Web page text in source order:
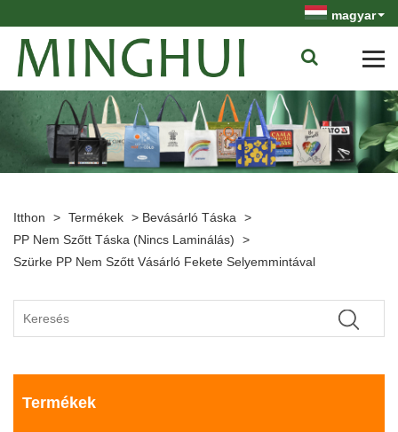
magyar
Itthon > Termékek > Bevásárló Táska >
PP Nem Szőtt Táska (nincs Laminálás)
>
Szürke PP Nem Szőtt Vásárló Fekete Selyemmintával
Termékek